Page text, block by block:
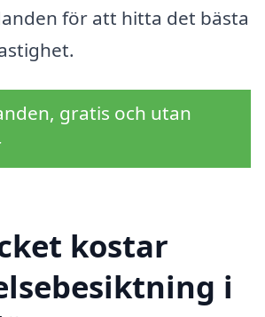
för att hitta det bästa
gratis och utan
kostar
i